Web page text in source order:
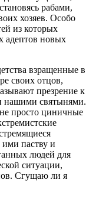
рабами,
хозяев. Особо
из которых
адептов новых
взращенные в
своих отцов,
презрение к
нашими святынями.
просто циничные
паству и
людей для
ситуации,
Сгущаю ли я